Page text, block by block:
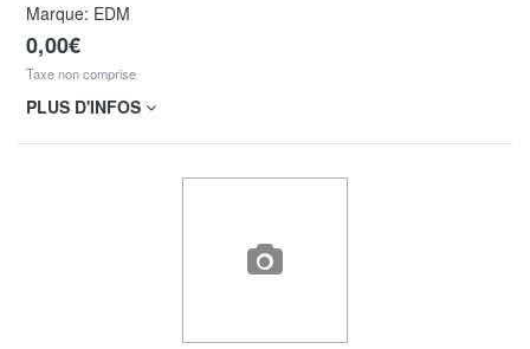
Marque: EDM
0,00€
Taxe non comprise
PLUS D'INFOS